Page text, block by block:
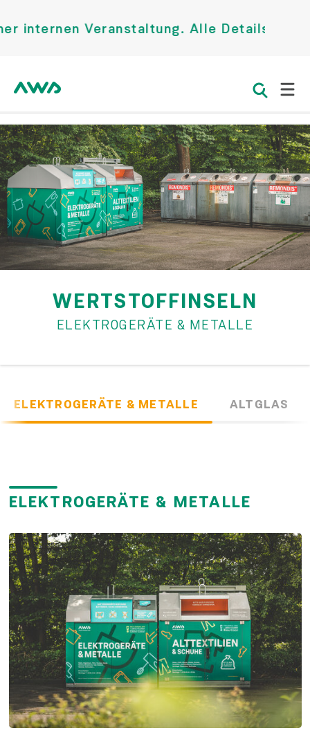
Veranstaltung. Alle Details
WERTSTOFFINSELN
ELEKTROGERÄTE & METALLE
ELEKTROGERÄTE & METALLE ALTGLAS
ELEKTROGERÄTE & METALLE